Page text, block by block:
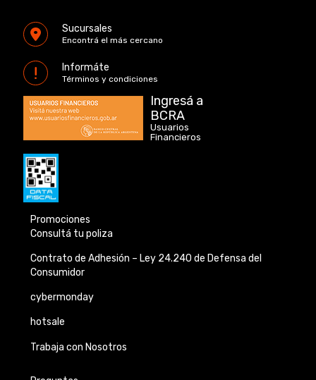
Sucursales
Encontrá el más cercano
Informáte
Términos y condiciones
Ingresá a
BCRA
Usuarios
Financieros
Promociones
Consultá tu poliza
Contrato de Adhesión – Ley 24.240 de Defensa del
Consumidor
cybermonday
hotsale
Trabaja con Nosotros